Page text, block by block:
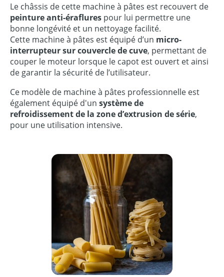
Le châssis de cette machine à pâtes est recouvert de
peinture anti-éraflures pour lui permettre une
bonne longévité et un nettoyage facilité.
Cette machine à pâtes est équipé d’un micro-
interrupteur sur couvercle de cuve, permettant de
couper le moteur lorsque le capot est ouvert et ainsi
de garantir la sécurité de l’utilisateur.
Ce modèle de machine à pâtes professionnelle est
également équipé d'un système de
refroidissementde la zone d’extrusion de série,
pour une utilisation intensive.